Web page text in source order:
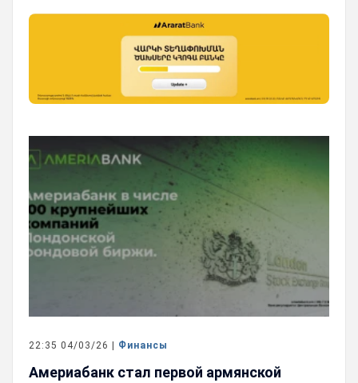
22:35 04/03/26 | Финансы
Америабанк стал первой армянской